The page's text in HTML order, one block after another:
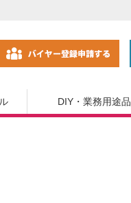
DIY・業務用途品